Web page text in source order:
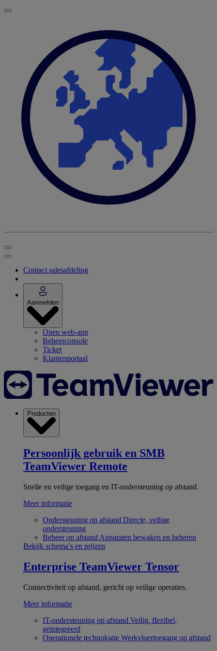
Contact salesafdeling
Aanmelden
Open web-app
Beheerconsole
Ticket
Klantenportaal
Producten
Persoonlijk gebruik en SMB
TeamViewer Remote
Snelle en veilige toegang en IT-ondersteuning op afstand.
Meer informatie
Ondersteuning op afstand Directe, veilige
ondersteuning
Beheer op afstand Apparaten bewaken en beheren
Bekijk schema’s en prijzen
Enterprise TeamViewer Tensor
Connectiviteit op afstand, gericht op veilige operaties.
Meer informatie
IT-ondersteuning op afstand Veilig, flexibel,
geïntegreerd
Operationele technologie Werkvloertoegang op afstand